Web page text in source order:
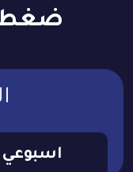
ضغط
اسبوعي